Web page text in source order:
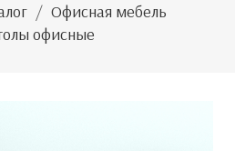
Офисная мебель
офисные